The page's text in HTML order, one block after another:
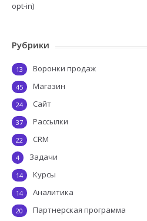
opt-in)
Рубрики
Воронки продаж
13
Магазин
45
Сайт
24
Рассылки
37
CRM
22
Задачи
4
Курсы
14
Аналитика
14
Партнерская программа
20